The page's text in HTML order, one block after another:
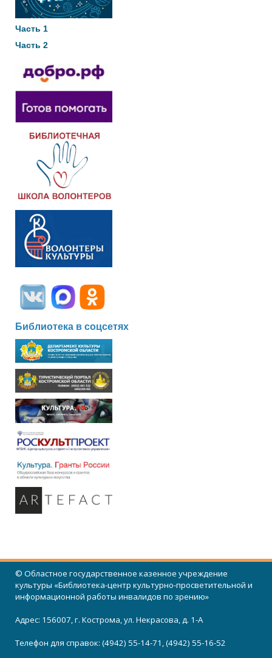
Часть 1
Часть 2
Библиотека в соцсетях
© Областное государственное казенное учреждение
культуры «Библиотека-центр культурно-просветительной и
информационной работы инвалидов по зрению»
Адрес: 156007, г. Кострома, ул. Некрасова, д. 1-А
Телефон для справок: (4942) 55-14-71, (4942) 55-16-52